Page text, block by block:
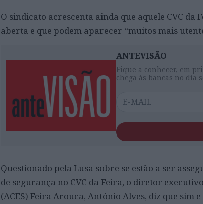
O sindicato acrescenta ainda que aquele CVC
aberta e que podem aparecer “muitos mais
ANTEVISÃO
Fique a conhecer, em
chega às bancas no dia
Questionado pela Lusa sobre se estão a ser
de segurança no CVC da Feira, o diretor
(ACES) Feira Arouca, António Alves, diz que sim